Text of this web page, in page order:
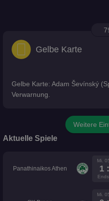
Gelbe Karte
Gelbe Karte: Adam Ševínský
Verwarnung.
Weitere
Aktuelle Spiele
Panathinaikos Athen
Mi.
1
Mi.